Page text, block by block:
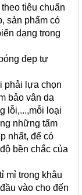
tiêu chuẩn
sản phẩm có
dạng trong
đẹp tự
phải lựa chọn
bảo vân da
lỗi,...,mỗi loại
những tấm
nhất, để có
bền chắc của
mỉ trong khâu
vào cho đến